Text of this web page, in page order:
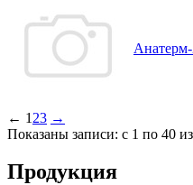
Анатерм-
← 1 23 →
Показаны записи: с 1 по 40
Продукция